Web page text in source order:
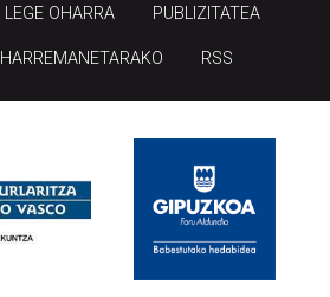
LEGE OHARRA PUBLIZITATEA
HARREMANETARAKO RSS